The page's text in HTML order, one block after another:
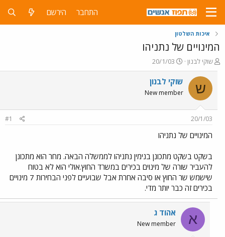
התחבר הירשם
איכות השלטון
המינויים של נתניהו
פ
ו
ת
ח
ה
ש
א
שוקי לבנון
פ
ו
ר
ס
ם
ר
20/1/03
ש שוקי לבנון
New member
20/1/03
#1
המינויים של נתניהו
בשקט בשקט מתכונן בנימין נתניהו לממשלה הבאה. מחר הוא מתכונן
להעביר שורה של מינוים בכירים במשרד החוץ.אולי הוא לא בטוח
שישמש שר החוץ או סיבה אחרת אבל שבועיים לפני הבחירות 7 מינויים
בכירים זה כבר יותר מדי.
א אהוד ג
New member